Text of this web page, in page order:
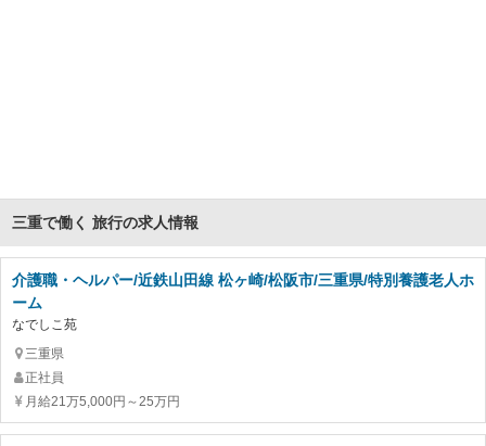
三重で働く 旅行の求人情報
介護職・ヘルパー/近鉄山田線 松ヶ崎/松阪市/三重県/特別養護老人ホ
ーム
なでしこ苑
三重県
正社員
月給21万5,000円～25万円